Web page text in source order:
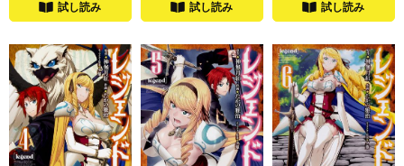
試し読み 試し読み 試し読み